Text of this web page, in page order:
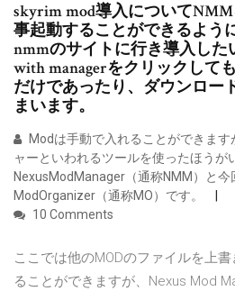
skyrim mod導入について
事起動することができるよう
nmmのサイトに行き導入した
with managerをクリックして
だけであったり、ダウンロー
まいます。
Modは手動で入れることができま
ャーといわれるツールを使ったほうが
NexusModManager（通称NMM）と今
ModOrganizer（通称MO）です。
10 Comments
ここでは他のMODのファイルを上
ることができますが、Nexus Mod